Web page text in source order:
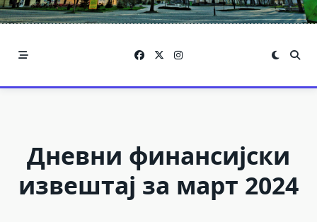
Дневни финансијски
извештај за март 2024